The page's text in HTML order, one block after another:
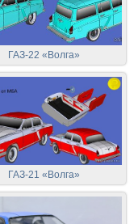
ГАЗ-22 «Волга»
ГАЗ-21 «Волга»